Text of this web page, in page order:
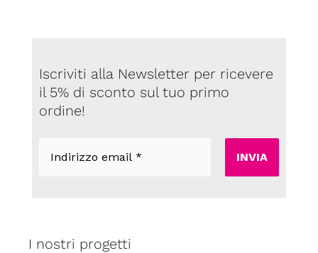
Iscriviti alla Newsletter per ricevere
il 5% di sconto sul tuo primo
ordine!
email
I nostri progetti